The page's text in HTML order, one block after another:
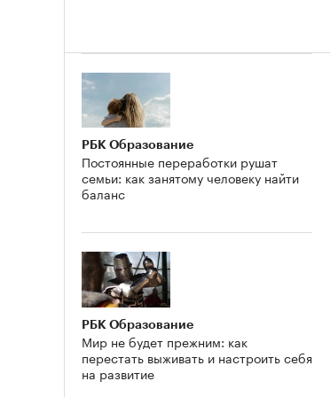
РБК Образование
Постоянные переработки рушат
семьи: как занятому человеку найти
баланс
РБК Образование
Мир не будет прежним: как
перестать выживать и настроить себя
на развитие